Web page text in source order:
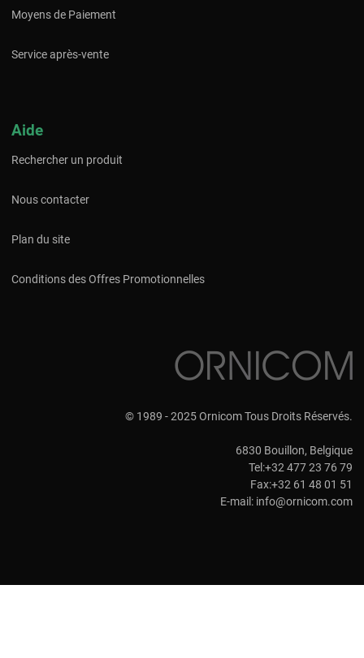
Moyens de Paiement
Service après-vente
Aide
Rechercher un produit
Nous contacter
Plan du site
Conditions des Offres Promotionnelles
© 1989 - 2025 Ornicom Tous Droits Réservés.
6830 Bouillon, Belgique
Tel:+32 477 23 76 79
Fax:+32 61 48 01 51
E-mail: info@ornicom.com